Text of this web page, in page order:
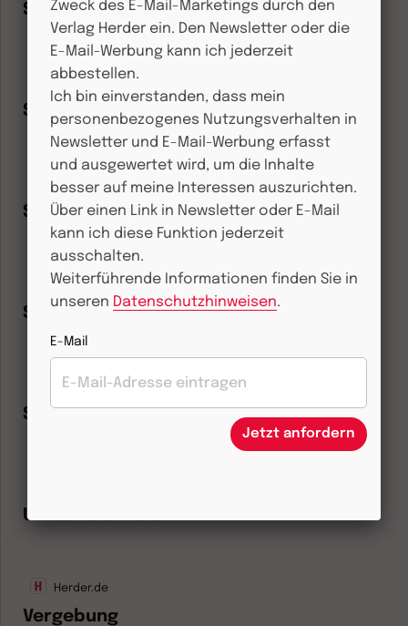
Schöpfung
Herder.de
Seele
Herder.de
Sexualität
Herder.de
Sinn
Herder.de
Sühne
Unsterblichkeit
Herder.de
Vergebung
Zweck des E-Mail-Marketings durch den
Verlag Herder ein. Den Newsletter oder die
E-Mail-Werbung kann ich jederzeit
abbestellen.
Ich bin einverstanden, dass mein
personenbezogenes Nutzungsverhalten in
Newsletter und E-Mail-Werbung erfasst
und ausgewertet wird, um die Inhalte
besser auf meine Interessen auszurichten.
Über einen Link in Newsletter oder E-Mail
kann ich diese Funktion jederzeit
ausschalten.
Weiterführende Informationen finden Sie in
unseren Datenschutzhinweisen.
E-Mail
Jetzt anfordern